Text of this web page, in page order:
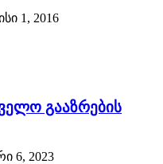
1, 2016
გააზრების
6, 2023